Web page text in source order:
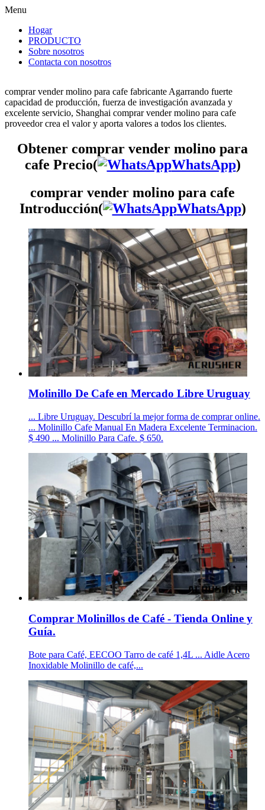
Menu
Hogar
PRODUCTO
Sobre nosotros
Contacta con nosotros
comprar vender molino para cafe fabricante Agarrando fuerte
capacidad de producción, fuerza de investigación avanzada y
excelente servicio, Shanghai comprar vender molino para cafe
proveedor crea el valor y aporta valores a todos los clientes.
Obtener comprar vender molino para
cafe Precio(
WhatsApp)
comprar vender molino para cafe
Introducción(
WhatsApp)
Molinillo De Cafe en Mercado Libre Uruguay
... Libre Uruguay. Descubrí la mejor forma de comprar online.
... Molinillo Cafe Manual En Madera Excelente Terminacion.
$ 490 ... Molinillo Para Cafe. $ 650.
Comprar Molinillos de Café - Tienda Online y
Guía.
Bote para Café, EECOO Tarro de café 1,4L ... Aidle Acero
Inoxidable Molinillo de café,...